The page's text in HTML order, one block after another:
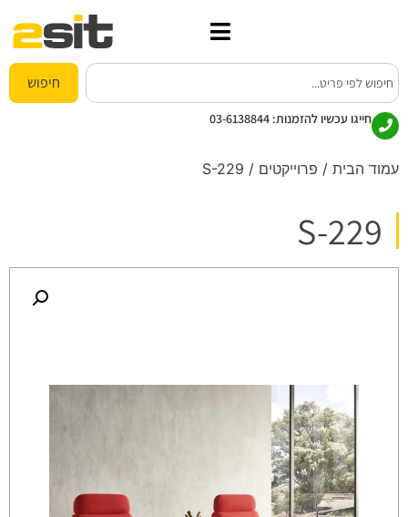
חיפוש
חייגו עכשיו להזמנות: 03-6138844
עמוד הבית / פרוייקטים / S-229
S-229